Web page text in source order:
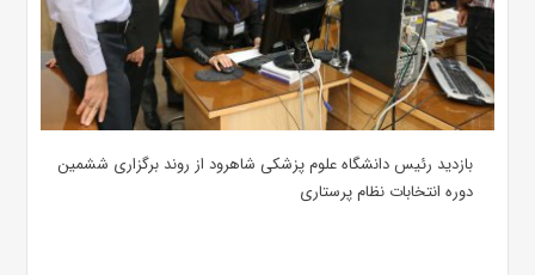
بازدید رئیس دانشگاه علوم پزشکی شاهرود از روند برگزاری ششمین
دوره انتخابات نظام پرستاری